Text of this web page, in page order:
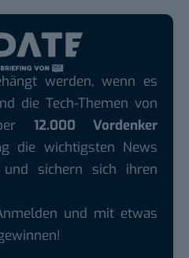
werden, wenn es
die Tech-Themen von
12.000 Vordenker
die wichtigsten News
sichern sich ihren
und mit etwas